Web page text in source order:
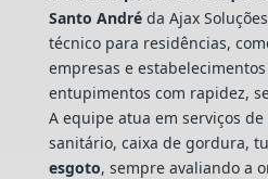
Santo Andréda Ajax
técnico para residências,
empresas e
entupimentos com rapidez,
A equipe atua em serviços de
sanitário, caixa de gordura,
esgoto, sempre avaliando a